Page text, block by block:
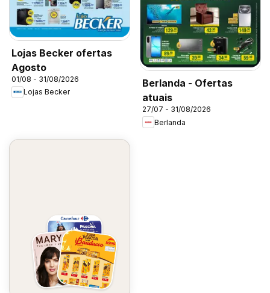
Lojas Becker ofertas
Agosto
01/08 - 31/08/2026
Lojas Becker
Berlanda - Ofertas
atuais
27/07 - 31/08/2026
Berlanda